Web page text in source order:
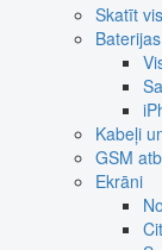
Skatīt
Baterijas
Kabeļi
GSM
Ekrāni